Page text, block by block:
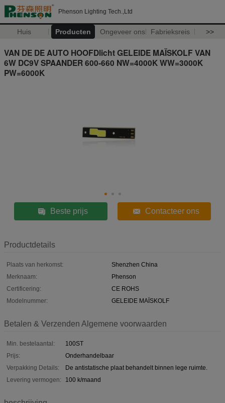
Phenson Lighting Tech.,Ltd
Huis Producten Ongeveer ons Fabrieksreis >>
VAN DE DE AUTO HOOFDlicht GELEIDE MAÏSKOLF VAN
6W DC9V SPAANDER 600-660 NW=4000K WW=3000K
PW=6000K
Beste prijs Contacteer ons
Productdetails
Plaats van herkomst:
Shenzhen China
Merknaam:
Phenson
Certificering:
CE ROHS
Modelnummer:
GELEIDE MAÏSKOLF
Betalen & Verzenden Algemene voorwaarden
Min. bestelaantal:
100ST
Prijs:
Onderhandelbaar
Verpakking Details:
De antistatische plaat behandelt binnen lege ruimte.
Levering vermogen:
100 k/maand